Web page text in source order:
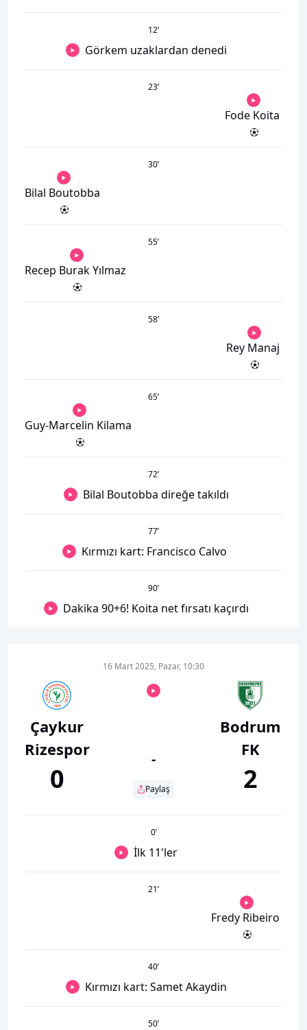
12’
Görkem uzaklardan denedi
23’
Fode Koita
30’
Bilal Boutobba
55’
Recep Burak Yılmaz
58’
Rey Manaj
65’
Guy-Marcelin Kilama
72’
Bilal Boutobba direğe takıldı
77’
Kırmızı kart: Francisco Calvo
90’
Dakika 90+6! Koita net fırsatı kaçırdı
Çaykur
Rizespor
0
16 Mart 2025, Pazar, 10:30
-
Paylaş
Bodrum
FK
2
0’
İlk 11'ler
21’
Fredy Ribeiro
40’
Kırmızı kart: Samet Akaydin
50’